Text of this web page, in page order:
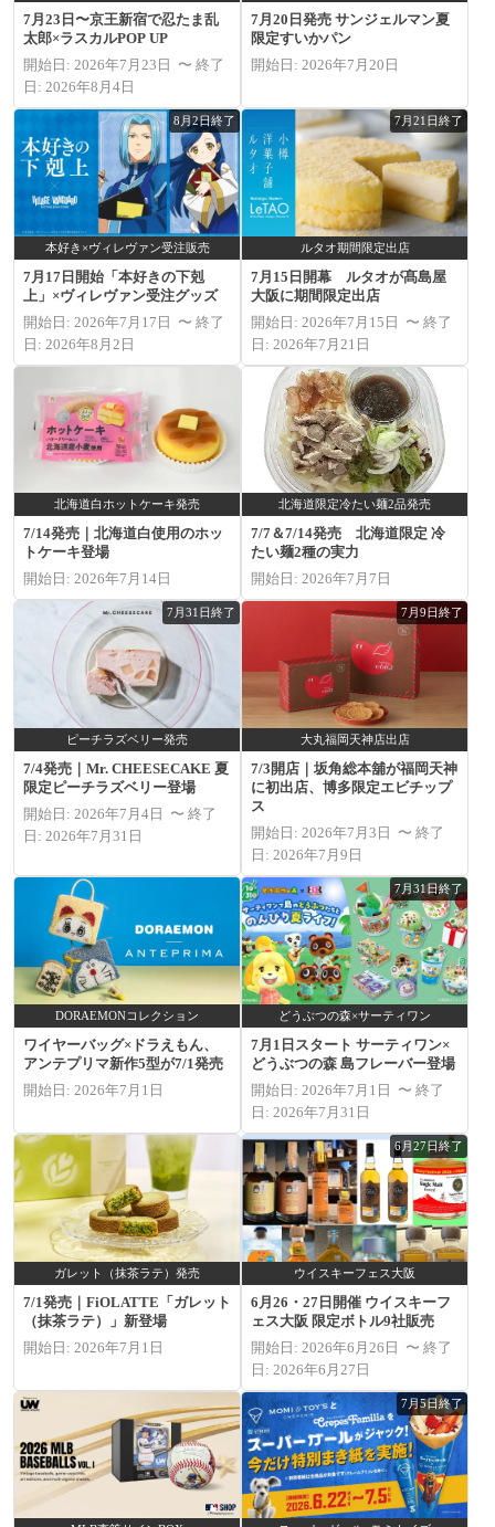
7月23日〜京王新宿で忍たま乱
太郎×ラスカルPOP UP
開始日: 2026年7月23日 〜 終了
日: 2026年8月4日
7月20日発売 サンジェルマン夏
限定すいかパン
開始日: 2026年7月20日
8月2日終了
本好き×ヴィレヴァン受注販売
7月17日開始「本好きの下剋
上」×ヴィレヴァン受注グッズ
開始日: 2026年7月17日 〜 終了
日: 2026年8月2日
7月21日終了
ルタオ期間限定出店
7月15日開幕 ルタオが髙島屋
大阪に期間限定出店
開始日: 2026年7月15日 〜 終了
日: 2026年7月21日
北海道白ホットケーキ発売
7/14発売｜北海道白使用のホッ
トケーキ登場
開始日: 2026年7月14日
北海道限定冷たい麺2品発売
7/7＆7/14発売 北海道限定 冷
たい麺2種の実力
開始日: 2026年7月7日
7月31日終了
ピーチラズベリー発売
7/4発売｜Mr. CHEESECAKE 夏
限定ピーチラズベリー登場
開始日: 2026年7月4日 〜 終了
日: 2026年7月31日
7月9日終了
大丸福岡天神店出店
7/3開店｜坂角総本舖が福岡天神
に初出店、博多限定エビチップ
ス
開始日: 2026年7月3日 〜 終了
日: 2026年7月9日
DORAEMONコレクション
ワイヤーバッグ×ドラえもん、
アンテプリマ新作5型が7/1発売
開始日: 2026年7月1日
7月31日終了
どうぶつの森×サーティワン
7月1日スタート サーティワン×
どうぶつの森 島フレーバー登場
開始日: 2026年7月1日 〜 終了
日: 2026年7月31日
ガレット（抹茶ラテ）発売
7/1発売｜FiOLATTE「ガレット
（抹茶ラテ）」新登場
開始日: 2026年7月1日
6月27日終了
ウイスキーフェス大阪
6月26・27日開催 ウイスキーフ
ェス大阪 限定ボトル9社販売
開始日: 2026年6月26日 〜 終了
日: 2026年6月27日
7月5日終了